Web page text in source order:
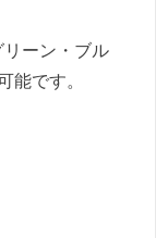
ーン・ブル
能です。